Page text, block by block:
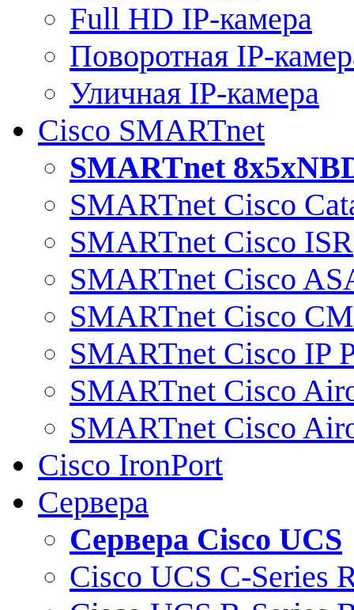
Full HD IP-камера
Поворотная IP-
Уличная IP-камера
Cisco SMARTnet
SMARTnet
SMARTnet Cisco
SMARTnet Cisco ISR
SMARTnet Cisco
SMARTnet Cisco
SMARTnet Cisco IP
SMARTnet Cisco
SMARTnet Cisco
Cisco IronPort
Сервера
Сервера Cisco UCS
Cisco UCS C-Series